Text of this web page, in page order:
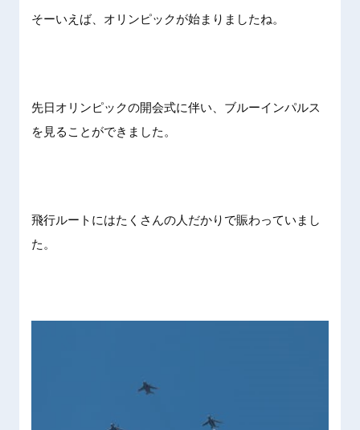
そーいえば、オリンピックが始まりましたね。
先日オリンピックの開会式に伴い、ブルーインパルス
を見ることができました。
飛行ルートにはたくさんの人だかりで賑わっていまし
た。